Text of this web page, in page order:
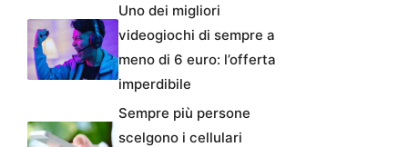
Uno dei migliori
videogiochi di sempre a
meno di 6 euro: l’offerta
imperdibile
Sempre più persone
scelgono i cellulari